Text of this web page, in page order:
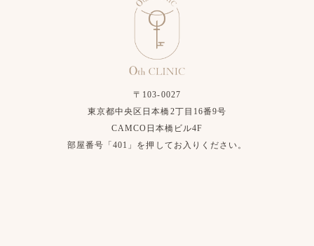
〒103-0027
東京都中央区日本橋2丁目16番9号
CAMCO日本橋ビル4F
部屋番号「401」を押してお入りください。